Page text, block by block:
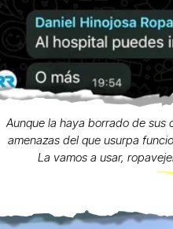
Aunque la haya borrado de sus
amenazas del que usurpa
La vamos a usar,